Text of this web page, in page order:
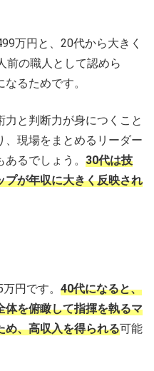
万円と、20代から大きく
前の職人として認めら
るためです。
と判断力が身につくこと
現場をまとめるリーダー
るでしょう。 30代は技
プが年収に大きく反映され
円です。 40代になると、
体を俯瞰して指揮を執るマ
め、高収入を得られる可能